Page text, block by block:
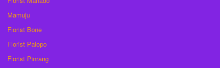
Mamuju
Florist Bone
Florist Palopo
Florist Pinrang